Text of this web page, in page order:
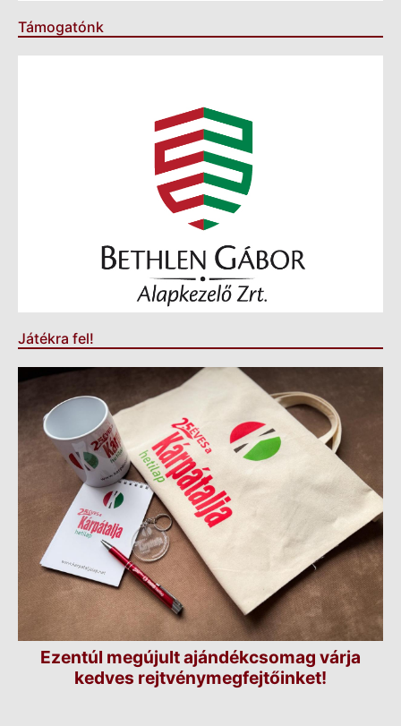
Támogatónk
Játékra fel!
Ezentúl megújult ajándékcsomag várja
kedves rejtvénymegfejtőinket!